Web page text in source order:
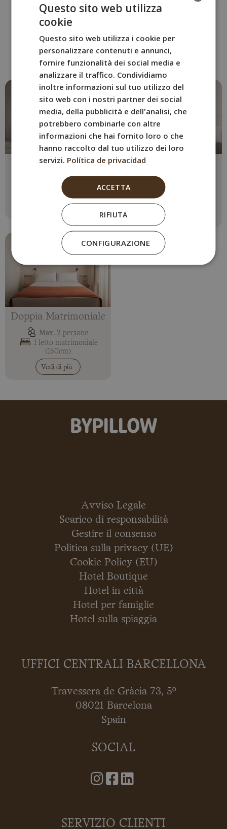
ALTRE CAMERE
Prenotate la camera BYPILLOW
Casa Gades
più adatta a voi.
Camera Twin
Max. 2 persone
2 letti singoli
Vedi di più
Doppia Economica
Max. 2 persone
1 letto matrimoniale
(135cm)
Vedi di più
Doppia Matrimoniale
Max. 2 persone
1 letto matrimoniale
(150cm)
Vedi di più
Avviso Legale
Scarico di responsabilità
Gestire il consenso
Politica sulla privacy (UE)
Cookie Policy (EU)
Hotel Boutique
Hotel in città
Hotel per famiglie
Hotel sulla spiaggia
UFFICI CENTRALI BARCELLONA
Travessera de Gràcia 73, 5º
08021 Barcelona
Spain
SOCIAL
SERVIZIO CLIENTI
ENGLISH
GERMAN
Questo sito web utilizza
cookie
Questo sito web utilizza i cookie per
personalizzare contenuti e annunci,
fornire funzionalità dei social media e
analizzare il traffico. Condividiamo
inoltre informazioni sul tuo utilizzo del
sito web con i nostri partner dei social
media, della pubblicità e dell'analisi, che
potrebbero combinarle con altre
informazioni che hai fornito loro o che
hanno raccolto dal tuo utilizzo dei loro
servizi. Política de privacidad
ACCETTA
RIFIUTA
CONFIGURAZIONE